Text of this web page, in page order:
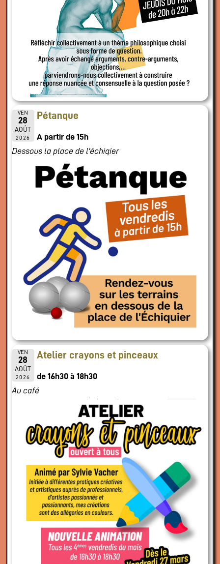
VEN
28
AOÛT
2026
Pétanque
A partir de 15h
Dessous la place de l'échiqier
VEN
28
AOÛT
2026
Atelier crayons et pinceaux
de 16h30 à 18h30
Au café